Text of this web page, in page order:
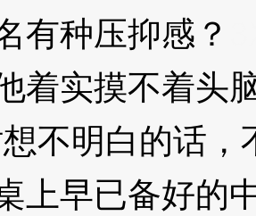
有种压抑感？
实摸不着头
明白的话，
上早已备好的